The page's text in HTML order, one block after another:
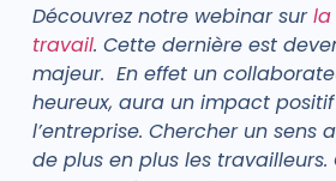
Découvrez notre webinar surla
travail. Cette dernière est
majeur. En effet un
heureux, aura un impact
l’entreprise. Chercher un sens
de plus en plus les travailleurs.